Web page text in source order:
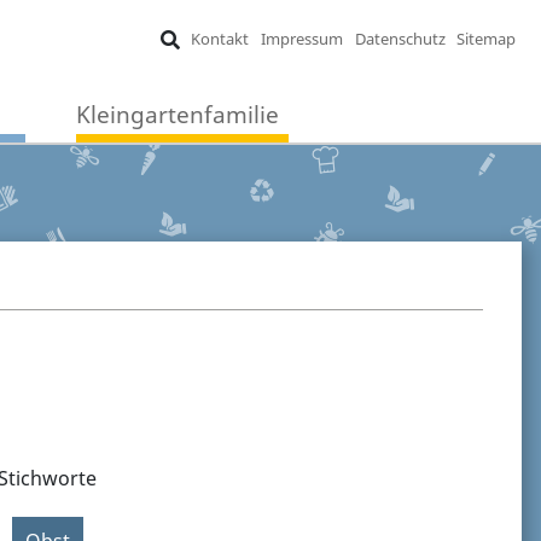
Kleingartenfamilie
Kontakt Impressum Datenschutz Sitemap